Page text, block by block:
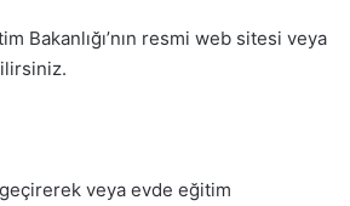
Bakanlığı’nın resmi web sitesi veya
veya evde eğitim